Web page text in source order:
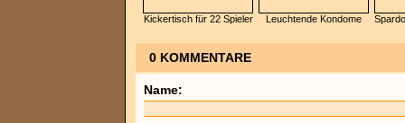
Kickertisch für 22 Spieler Leuchtende Kondome
0 KOMMENTARE
Name: